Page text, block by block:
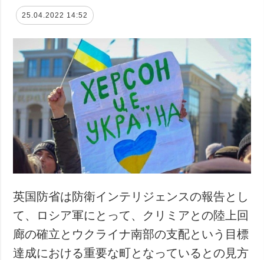
被占領地
政治
経済・復興
防衛
社会・文化
スポーツ
犯罪
事故・緊急事態
コンタクト
特集
インタビュー
写真
動画
購読
フォトバンク
25.04.2022 14:52
英国防省は防衛インテリジェンスの報告とし
て、ロシア軍にとって、クリミアとの陸上回
廊の確立とウクライナ南部の支配という目標
達成における重要な町となっているとの見方